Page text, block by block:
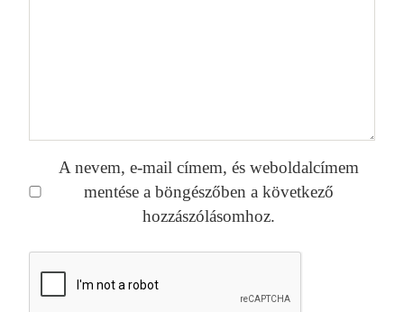
A nevem, e-mail címem, és weboldalcímem
mentése a böngészőben a következő
hozzászólásomhoz.